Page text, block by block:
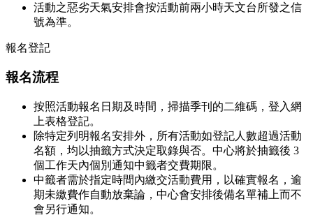
活動之惡劣天氣安排會按活動前兩小時天文台所發之信
號為準。
報名登記
報名流程
按照活動報名日期及時間，掃描季刊的二維碼，登入網
上表格登記。
除特定列明報名安排外，所有活動如登記人數超過活動
名額，均以抽籤方式決定取錄與否。中心將於抽籤後 3
個工作天內個別通知中籤者交費期限。
中籤者需於指定時間內繳交活動費用，以確實報名，逾
期未繳費作自動放棄論，中心會安排後備名單補上而不
會另行通知。